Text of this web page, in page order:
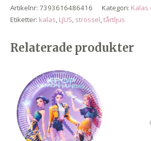
mängd
Artikelnr: 7393616486416 Kategori: Kalas
Etiketter: kalas, LJUS, strössel,tårtljus
Relaterade produkter